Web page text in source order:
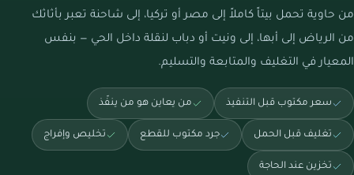
من حاوية تحمل بيتاً كاملاً إلى مصر أو تركيا، إلى شاحنة تعبر بأثاثك
من الرياض إلى أبها، إلى ونيت أو دباب لنقلة داخل الحي — بنفس
المعيار في التغليف والمتابعة والتسليم.
سعر مكتوب قبل التنفيذ من يعاين هو من ينفّذ
تغليف قبل الحمل جرد مكتوب للقطع تخليص وإفراج
تخزين عند الحاجة